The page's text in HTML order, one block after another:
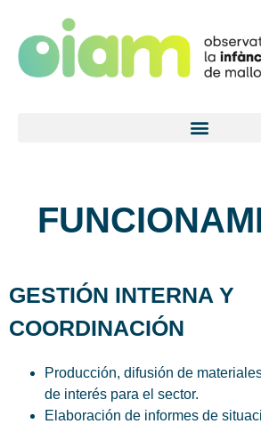
GESTIÓN INTERNA Y
COORDINACIÓN
Producción, difusión de
de interés para el sector.
Elaboración de informes de